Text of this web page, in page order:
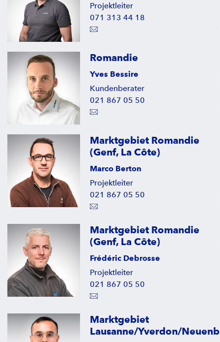
Projektleiter
071 313 44 18
Romandie
Yves Bessire
Kundenberater
021 867 05 50
Marktgebiet Romandie
(Genf, La Côte)
Marco Berton
Projektleiter
021 867 05 50
Marktgebiet Romandie
(Genf, La Côte)
Frédéric Debrosse
Projektleiter
021 867 05 50
Marktgebiet
Lausanne/Yverdon/